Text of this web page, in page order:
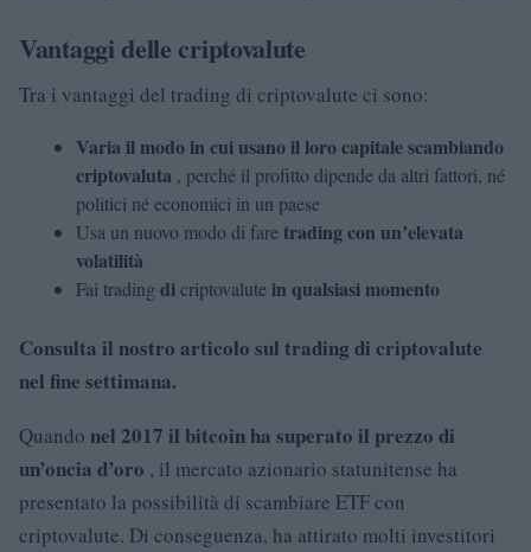
Vantaggi delle criptovalute
Tra i vantaggi del trading di criptovalute ci sono:
Varia il modo in cui usano il loro capitale scambiando
criptovaluta , perché il profitto dipende da altri fattori, né
politici né economici in un paese
Usa un nuovo modo di fare trading con un’elevata
volatilità
Fai trading dicriptovalute in qualsiasi momento
Consulta il nostro articolo sul trading di criptovalute
nel fine settimana.
Quando nel 2017 il bitcoin ha superato il prezzo di
un’oncia d’oro , il mercato azionario statunitense ha
presentato la possibilità di scambiare ETF con
criptovalute. Di conseguenza, ha attirato molti investitori